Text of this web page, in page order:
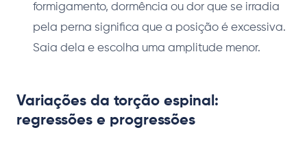
formigamento, dormência ou dor que se irradia
pela perna significa que a posição é excessiva.
Saia dela e escolha uma amplitude menor.
Variações da torção espinal:
regressões e progressões